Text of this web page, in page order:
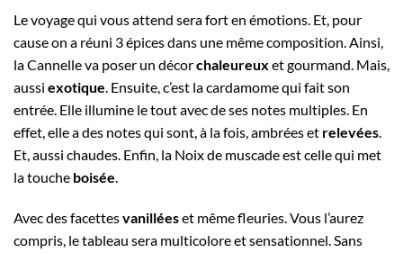
Le voyage qui vous attend sera fort en émotions. Et, pour
cause on a réuni 3 épices dans une même composition. Ainsi,
la Cannelle va poser un décorchaleureux et gourmand. Mais,
aussi exotique . Ensuite, c’est la cardamome qui fait son
entrée. Elle illumine le tout avec de ses notes multiples. En
effet, elle a des notes qui sont, à la fois, ambrées et relevées
Et, aussi chaudes. Enfin, la Noix de muscade est celle qui met
la touche boisée
Avec des facettesvanilléeset même fleuries. Vous l’aurez
compris, le tableau sera multicolore et sensationnel. Sans